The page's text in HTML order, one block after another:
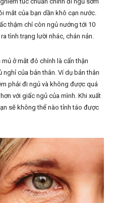
mắt của bạn dần khô cạn nước.
thậm chí còn ngủ nướng tới 10
tình trạng lười nhác, chán nản.
ở mắt đó chính là cẩn thận
của bản thân. Ví dụ bản thân
phải đi ngủ và không được quá
với giấc ngủ của mình. Khi xuất
sẽ không thể nào tỉnh táo được